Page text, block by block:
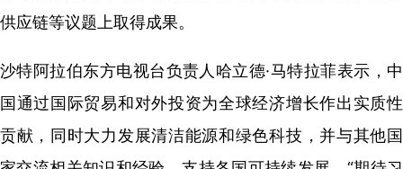
供应链等议题上取得成果。
沙特阿拉伯东方电视台负责人哈立德·马特拉菲表示，中
国通过国际贸易和对外投资为全球经济增长作出实质性
贡献，同时大力发展清洁能源和绿色科技，并与其他国